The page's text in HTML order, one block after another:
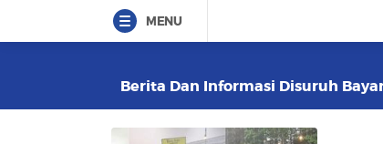
MENU
Berita Dan Informasi Disuruh